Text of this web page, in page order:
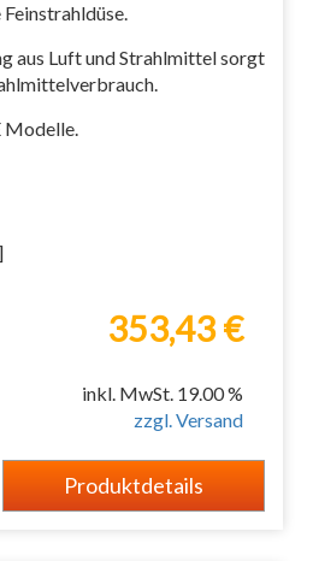
Feinstrahldüse.
aus Luft und Strahlmittel sorgt
Modelle.
]
353,43 €
inkl. MwSt. 19.00 %
zzgl. Versand
Produktdetails